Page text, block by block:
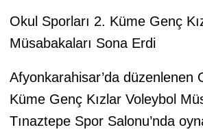
Okul Sporları 2. Küme Genç
Müsabakaları Sona Erdi
Afyonkarahisar’da düzenlenen
Küme Genç Kızlar Voleybol
Tınaztepe Spor Salonu’nda